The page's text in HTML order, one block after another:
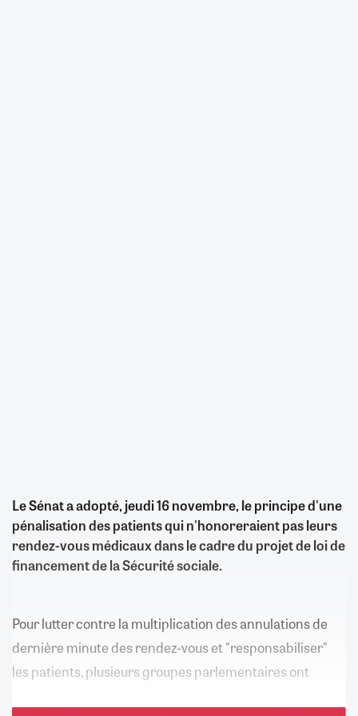
Le Sénat a adopté, jeudi 16 novembre, le principe d'une
pénalisation des patients qui n'honoreraient pas leurs
rendez-vous médicaux dans le cadre du projet de loi de
financement de la Sécurité sociale.
Pour lutter contre la multiplication des annulations de
dernière minute des rendez-vous et "responsabiliser"
les patients, plusieurs groupes parlementaires ont